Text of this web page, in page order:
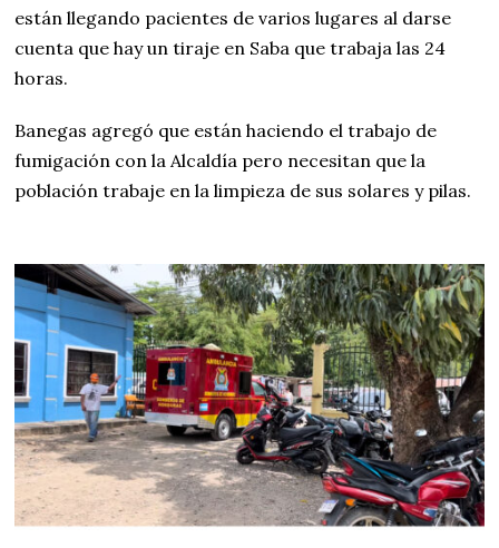
están llegando pacientes de varios lugares al darse
cuenta que hay un tiraje en Saba que trabaja las 24
horas.
Banegas agregó que están haciendo el trabajo de
fumigación con la Alcaldía pero necesitan que la
población trabaje en la limpieza de sus solares y pilas.